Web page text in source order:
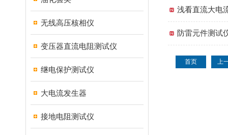
无线高压核相仪
变压器直流电阻测试仪
继电保护测试仪
大电流发生器
接地电阻测试仪
浅看直流大电
防雷元件测试
首页 上